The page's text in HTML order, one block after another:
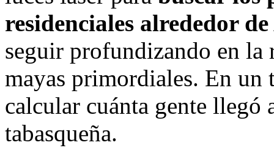
residenciales alrededor
seguir profundizando en la
mayas primordiales. En
calcular cuánta gente llegó
tabasqueña.